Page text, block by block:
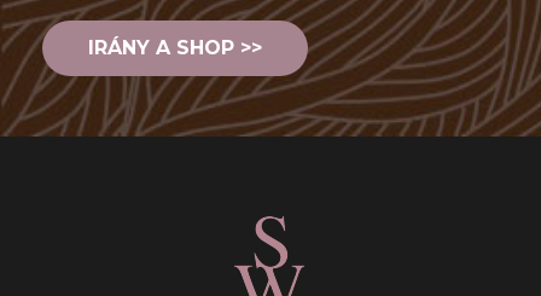
IRÁNY A SHOP >>